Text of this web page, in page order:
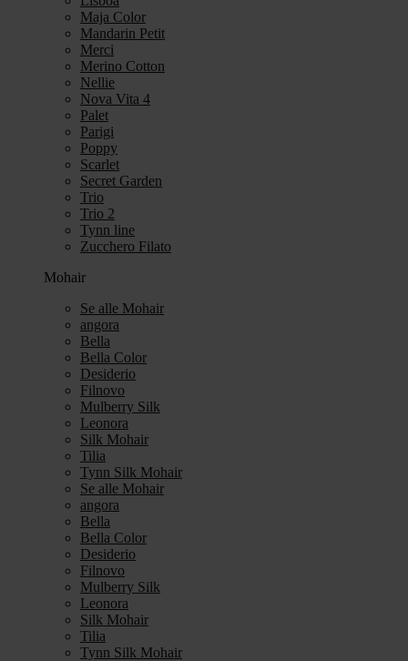
Maja Color
Mandarin Petit
Merci
Merino Cotton
Nellie
Nova Vita 4
Palet
Parigi
Poppy
Scarlet
Secret Garden
Trio
Trio 2
Tynn line
Zucchero Filato
Mohair
Se alle Mohair
angora
Bella
Bella Color
Desiderio
Filnovo
Mulberry Silk
Leonora
Silk Mohair
Tilia
Tynn Silk Mohair
Se alle Mohair
angora
Bella
Bella Color
Desiderio
Filnovo
Mulberry Silk
Leonora
Silk Mohair
Tilia
Tynn Silk Mohair